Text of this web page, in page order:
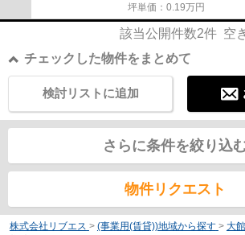
坪単価： 0.19万円
該当公開件数2件 空
チェックした物件をまとめて
検討リストに追加
さらに条件を絞り込
物件リクエスト
株式会社リブエス > (事業用(賃貸))地域から探す > 大